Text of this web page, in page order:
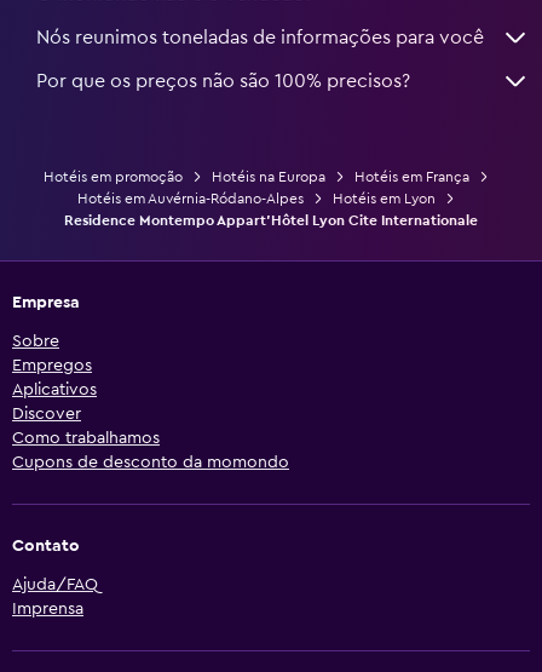
Nós reunimos toneladas de informações para você
Por que os preços não são 100% precisos?
Hotéis em promoção Hotéis na Europa
Hotéis em França
Hotéis em Auvérnia-Ródano-Alpes
Hotéis em Lyon
Residence Montempo Appart'Hôtel Lyon Cite Internationale
Empresa
Sobre
Empregos
Aplicativos
Discover
Como trabalhamos
Cupons de desconto da momondo
Contato
Ajuda/FAQ
Imprensa